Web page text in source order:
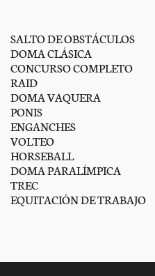
SALTO DE OBSTÁCULOS
DOMA CLÁSICA
CONCURSO COMPLETO
RAID
DOMA VAQUERA
PONIS
ENGANCHES
VOLTEO
HORSEBALL
DOMA PARALÍMPICA
TREC
EQUITACIÓN DE TRABAJO